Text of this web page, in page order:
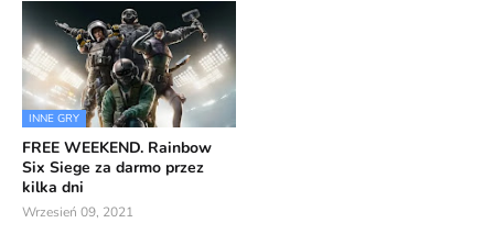
INNE GRY
FREE WEEKEND. Rainbow
Six Siege za darmo przez
kilka dni
Wrzesień 09, 2021